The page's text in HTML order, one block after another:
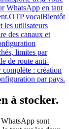
WhatsApp en tant
OTP vocalBientôt
les utilisateurs
des canaux et
limites par
de route anti-
: création
par pays.
à stocker.
sont